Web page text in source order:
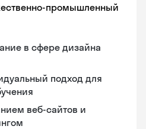
промышленный
в сфере дизайна
подход для
веб-сайтов и